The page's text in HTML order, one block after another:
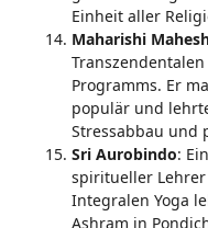
Einheit aller
Maharishi
Programms. Er
populär und
Stressabbau und
Sri Aurobindo:
spiritueller
Integralen Yoga
Ashram in